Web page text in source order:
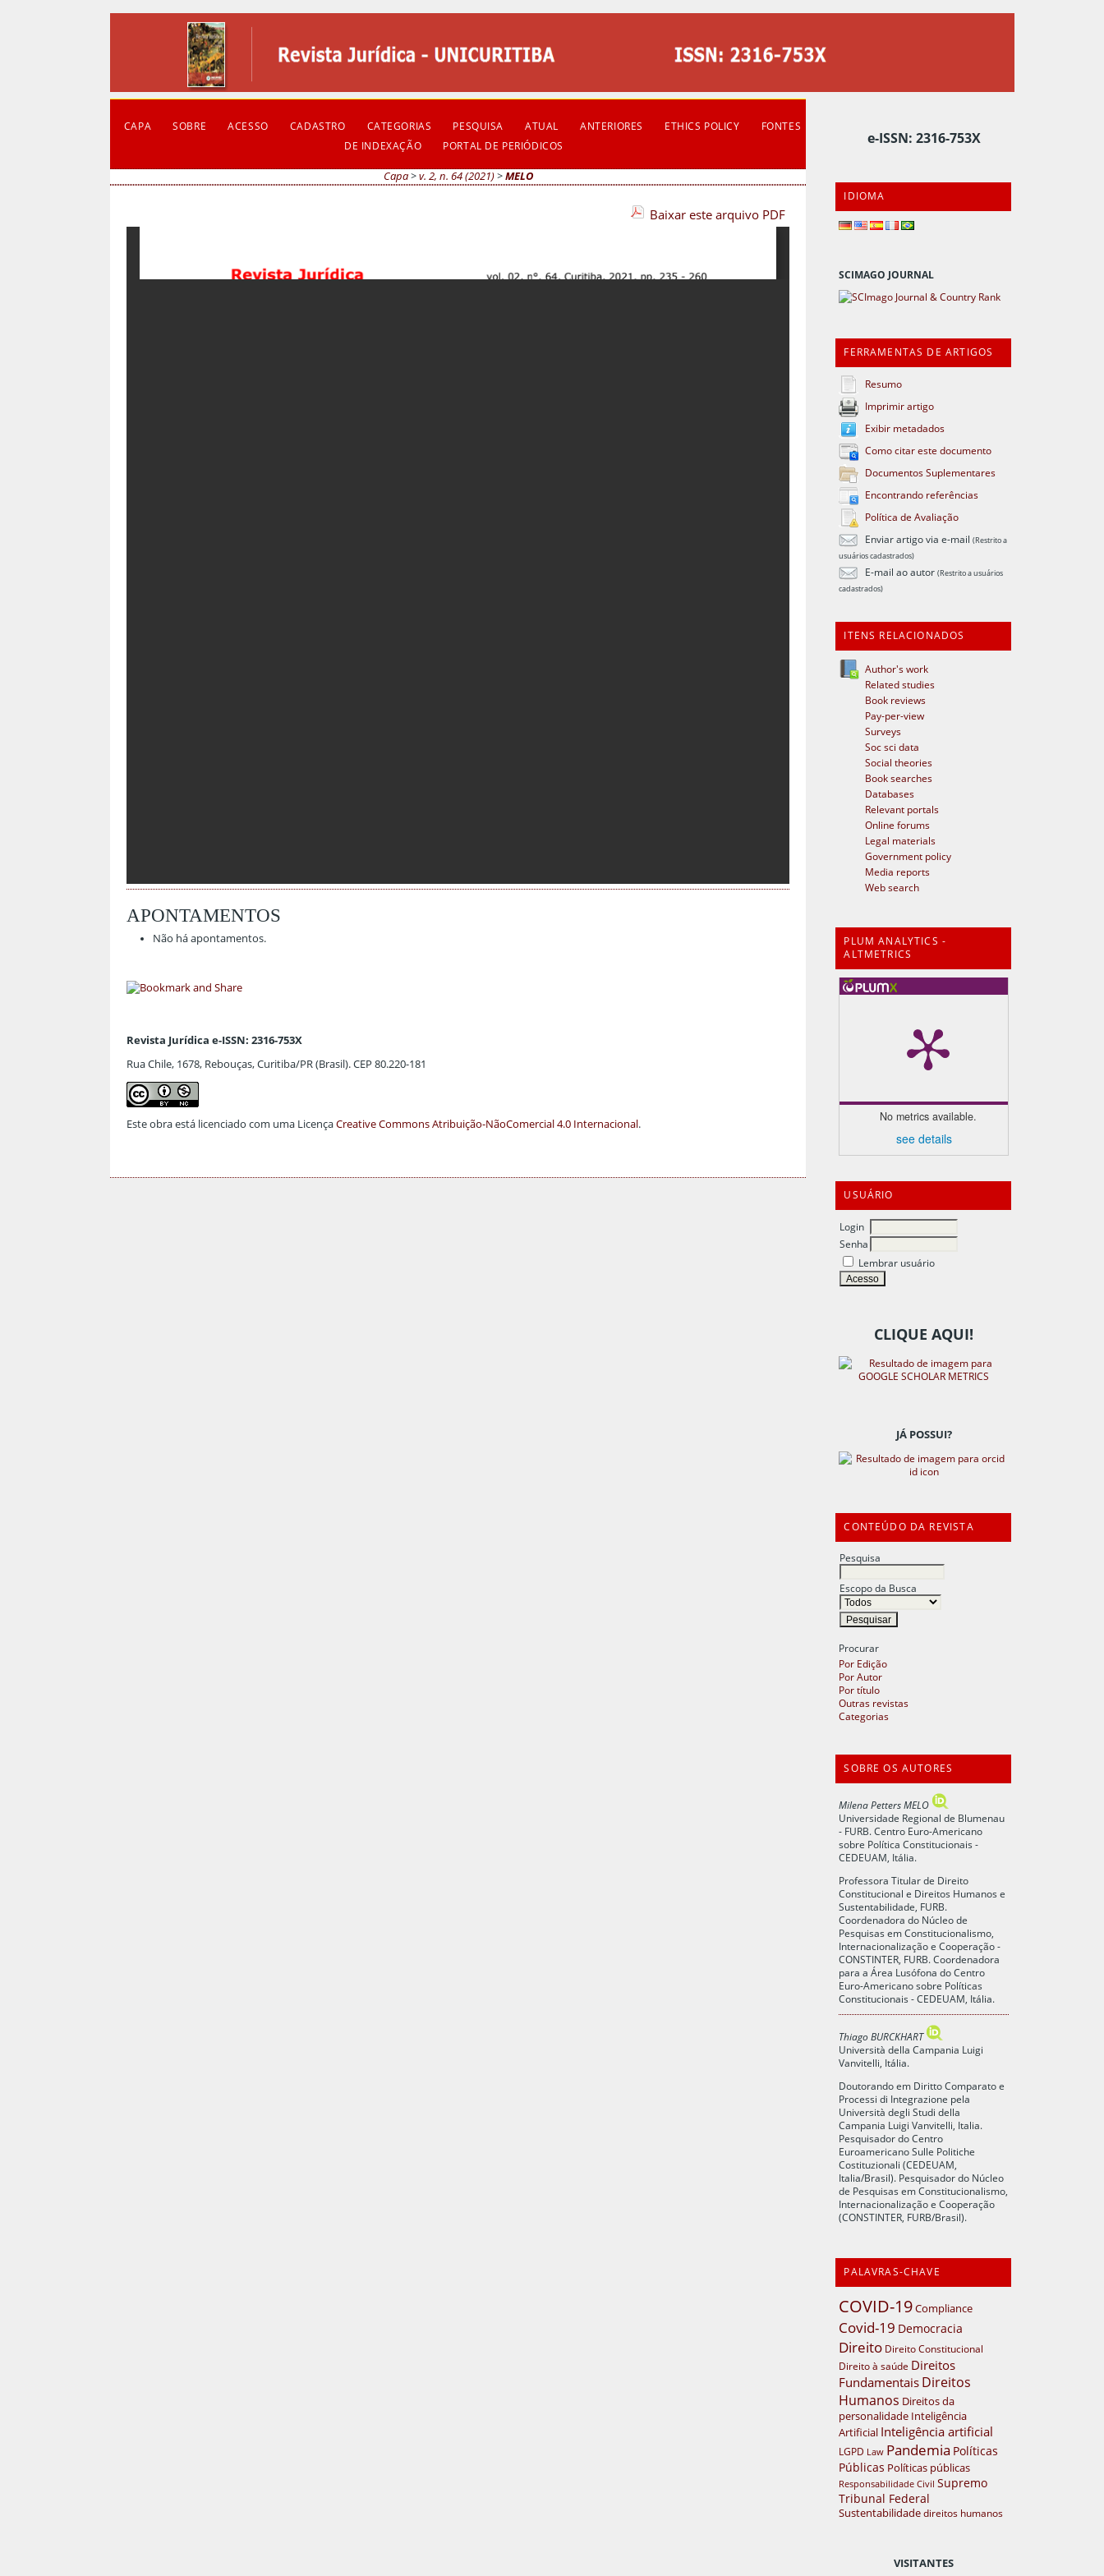
e-ISSN: 2316-753X
IDIOMA
SCIMAGO JOURNAL
FERRAMENTAS DE ARTIGOS
Resumo
Imprimir artigo
Exibir metadados
Como citar este documento
Documentos Suplementares
Encontrando referências
Política de Avaliação
Enviar artigo via e-mail(Restrito a
usuários cadastrados)
E-mail ao autor(Restrito a usuários
cadastrados)
ITENS RELACIONADOS
Author's work
Related studies
Book reviews
Pay-per-view
Surveys
Soc sci data
Social theories
Book searches
Databases
Relevant portals
Online forums
Legal materials
Government policy
Media reports
Web search
PLUM ANALYTICS -
ALTMETRICS
No metrics available.
see details
USUÁRIO
Login
Senha
Lembrar usuário
CLIQUE AQUI!
JÁ POSSUI?
CONTEÚDO DA REVISTA
Pesquisa
Escopo da Busca
Procurar
Por Edição
Por Autor
Por título
Outras revistas
Categorias
SOBRE OS AUTORES
Milena Petters MELO
Universidade Regional de Blumenau
- FURB. Centro Euro-Americano
sobre Política Constitucionais -
CEDEUAM, Itália.
Professora Titular de Direito
Constitucional e Direitos Humanos e
Sustentabilidade, FURB.
Coordenadora do Núcleo de
Pesquisas em Constitucionalismo,
Internacionalização e Cooperação -
CONSTINTER, FURB. Coordenadora
para a Área Lusófona do Centro
Euro-Americano sobre Políticas
Constitucionais - CEDEUAM, Itália.
Thiago BURCKHART
Università della Campania Luigi
Vanvitelli, Itália.
Doutorando em Diritto Comparato e
Processi di Integrazione pela
Università degli Studi della
Campania Luigi Vanvitelli, Italia.
Pesquisador do Centro
Euroamericano Sulle Politiche
Costituzionali (CEDEUAM,
Italia/Brasil). Pesquisador do Núcleo
de Pesquisas em Constitucionalismo,
Internacionalização e Cooperação
(CONSTINTER, FURB/Brasil).
PALAVRAS-CHAVE
COVID-19Compliance
Covid-19 Democracia
Direito Direito Constitucional
Direito à saúde Direitos
Fundamentais Direitos
Humanos Direitos da
personalidade Inteligência
Artificial Inteligência artificial
LGPD Law Pandemia Políticas
Públicas Políticas públicas
Responsabilidade Civil Supremo
Tribunal Federal
Sustentabilidade direitos humanos
VISITANTES
CAPA SOBRE ACESSO CADASTRO CATEGORIAS PESQUISA ATUAL ANTERIORES ETHICS POLICY
FONTES
DE INDEXAÇÃO
PORTAL DE PERIÓDICOS
Capa>v. 2, n. 64 (2021)>MELO
Baixar este arquivo PDF
APONTAMENTOS
Não há apontamentos.
Revista Jurídica e-ISSN: 2316-753X
Rua Chile, 1678, Rebouças, Curitiba/PR (Brasil). CEP 80.220-181
Este obra está licenciado com uma LicençaCreative Commons Atribuição-NãoComercial 4.0 Internacional.